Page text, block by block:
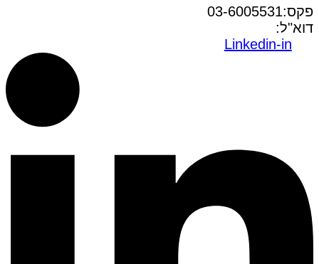
פקס:03-6005531
דוא"ל:
Linkedin-in